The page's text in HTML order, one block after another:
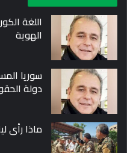
اللغة
الهوية
سوريا
دولة
ماذا رأى